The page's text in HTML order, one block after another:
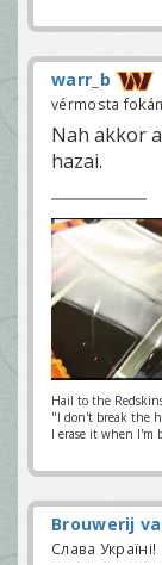
warr_b
vérmosta
Nah akkor
hazai.
Hail to the
"I don't break the
I erase it when I'm
Brouwerij
Слава